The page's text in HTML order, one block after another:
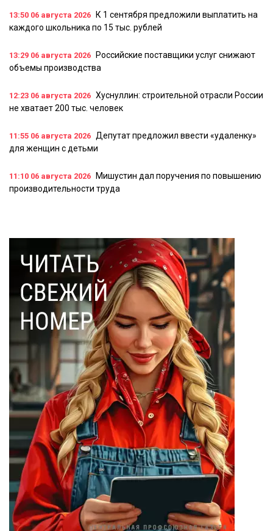
13:50 06 августа 2026
К 1 сентября предложили выплатить на
каждого школьника по 15 тыс. рублей
13:29 06 августа 2026
Российские поставщики услуг снижают
объемы производства
12:23 06 августа 2026 Хуснуллин: строительной отрасли России
не хватает 200 тыс. человек
11:55 06 августа 2026 Депутат предложил ввести «удаленку»
для женщин с детьми
11:10 06 августа 2026
Мишустин дал поручения по повышению
производительности труда